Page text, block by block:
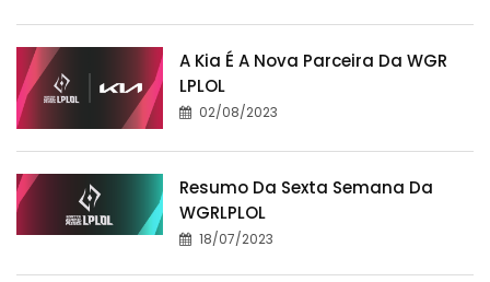
A Kia É A Nova Parceira Da WGR
LPLOL
02/08/2023
Resumo Da Sexta Semana Da
WGRLPLOL
18/07/2023